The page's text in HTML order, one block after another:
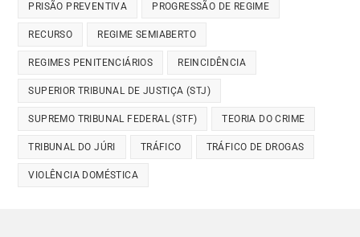
PRISÃO PREVENTIVA PROGRESSÃO DE REGIME
RECURSO REGIME SEMIABERTO
REGIMES PENITENCIÁRIOS REINCIDÊNCIA
SUPERIOR TRIBUNAL DE JUSTIÇA (STJ)
SUPREMO TRIBUNAL FEDERAL (STF) TEORIA DO CRIME
TRIBUNAL DO JÚRI TRÁFICO TRÁFICO DE DROGAS
VIOLÊNCIA DOMÉSTICA